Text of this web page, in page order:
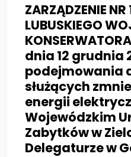
ZARZĄDZENIE
LUBUSKIEGO
dnia 12 grudnia
podejmowania
służących
energii
Wojewódzkim
Zabytków w
Delegaturze w